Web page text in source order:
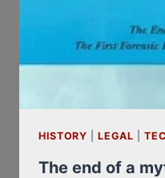
HISTORY |LEGAL |
The end of a